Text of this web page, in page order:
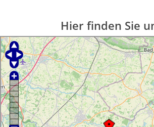
Hier finden Sie